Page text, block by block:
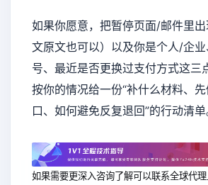
如果你愿意，把暂停页面/邮件里
文原文也可以）以及你是个人/企
号、最近是否更换过支付方式这三
按你的情况给一份“补什么材料、
口、如何避免反复退回”的行动清单
如果需要更深入咨询了解可以联系全球代理